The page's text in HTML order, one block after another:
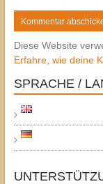
Diese Website
Erfahre, wie deine
SPRACHE /